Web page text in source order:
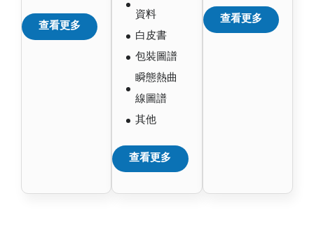
查看更多
資料
白皮書
包裝圖譜
瞬態熱曲
線圖譜
其他
查看更多
查看更多